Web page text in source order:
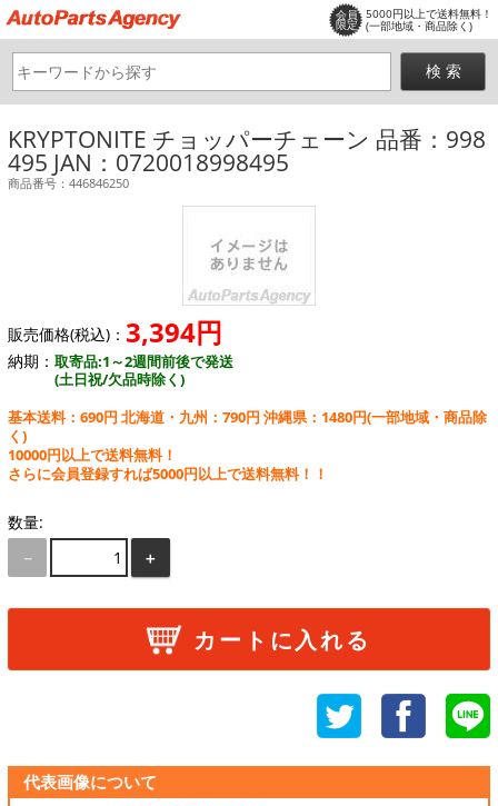
会員
限定
5000円以上で送料無料！
(一部地域・商品除く)
KRYPTONITE チョッパーチェーン 品番：998
495 JAN：0720018998495
商品番号：446846250
販売価格(税込)： 3,394円
納期： 取寄品:1～2週間前後で発送
(土日祝/欠品時除く)
基本送料：690円 北海道・九州：790円 沖縄県：1480円(一部地域・商品除
く)
10000円以上で送料無料！
さらに会員登録すれば5000円以上で送料無料！！
数量:
－
＋
カートに入れる
代表画像について